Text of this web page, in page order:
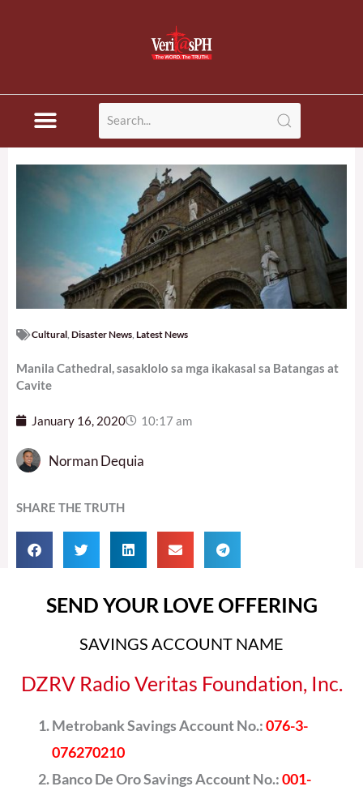
Cultural Disaster News Latest News
Manila Cathedral, sasaklolo sa mga ikakasal sa Batangas at
Cavite
January 16, 2020 10:17 am
Norman Dequia
SHARE THE TRUTH
SEND YOUR LOVE OFFERING
SAVINGS ACCOUNT NAME
DZRV Radio Veritas Foundation, Inc.
Metrobank Savings Account No.:076-3-
076270210
Banco De Oro Savings Account No.:001-